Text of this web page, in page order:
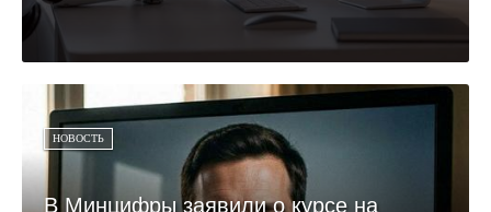
НОВОСТЬ
В Минцифры заявили о курсе на